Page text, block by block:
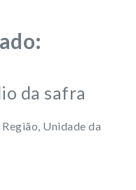
da safra
Unidade da